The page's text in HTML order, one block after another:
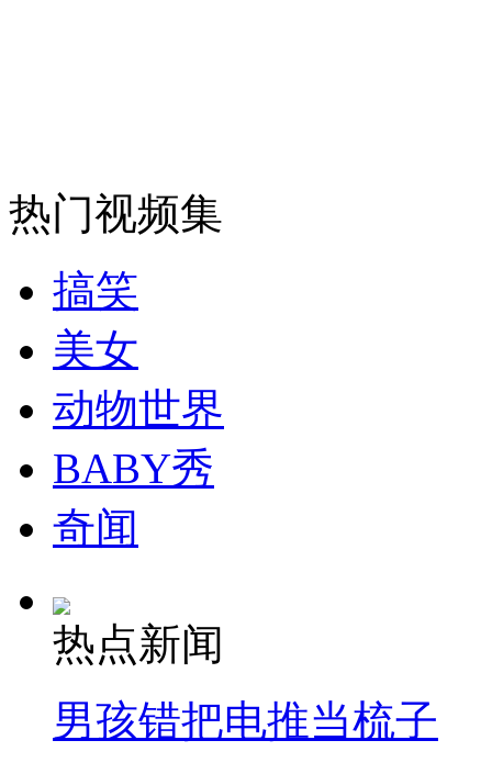
女孩北京地铁殴打老人 痛下狠手拳打脚踢
外交部：反对强权政治霸凌主义
外交部：有关国家言论片面不公正
安徽一实载49人客车翻车
热门视频集
搞笑
美女
动物世界
BABY秀
奇闻
热点新闻
男孩错把电推当梳子